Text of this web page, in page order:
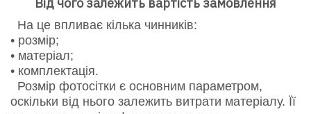
На це впливає кілька чинників:
• розмір;
• матеріал;
• комплектація.
Розмір фотосітки є основним параметром,
оскільки від нього залежить витрати матеріалу. Її